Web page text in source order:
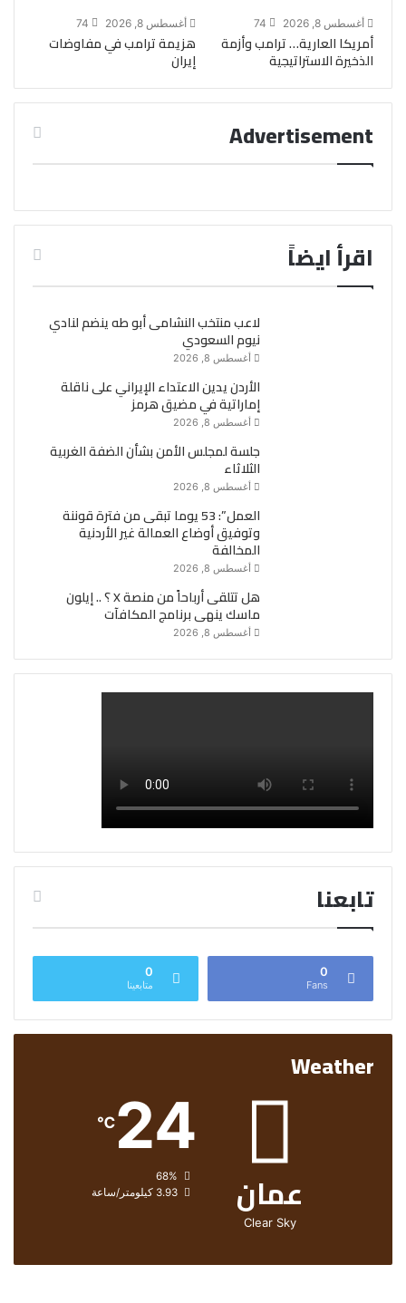
أغسطس 8, 2026 74
أمريكا العارية… ترامب وأزمة
الذخيرة الاستراتيجية
أغسطس 8, 2026 74
هزيمة ترامب في مفاوضات
إيران
Advertisement
اقرأ ايضاً
لاعب منتخب النشامى أبو طه ينضم لنادي
نيوم السعودي
أغسطس 8, 2026
الأردن يدين الاعتداء الإيراني على ناقلة
إماراتية في مضيق هرمز
أغسطس 8, 2026
جلسة لمجلس الأمن بشأن الضفة الغربية
الثلاثاء
أغسطس 8, 2026
العمل”: 53 يوما تبقى من فترة قوننة
وتوفيق أوضاع العمالة غير الأردنية
المخالفة
أغسطس 8, 2026
هل تتلقى أرباحاً من منصة X ؟ .. إيلون
ماسك ينهى برنامج المكافآت
أغسطس 8, 2026
تابعنا
0
Fans
0
متابعينا
Weather
عمان
Clear Sky
24
℃
الرطوبة:
الرياح:3.93 كيلومتر/ساعة